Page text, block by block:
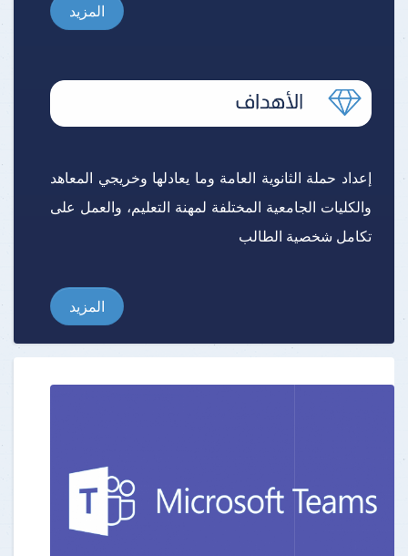
المزيد
إعداد حملة الثانوية العامة وما يعادلها وخريجي المعاهد
والكليات الجامعية المختلفة لمهنة التعليم، والعمل على
تكامل شخصية الطالب
المزيد